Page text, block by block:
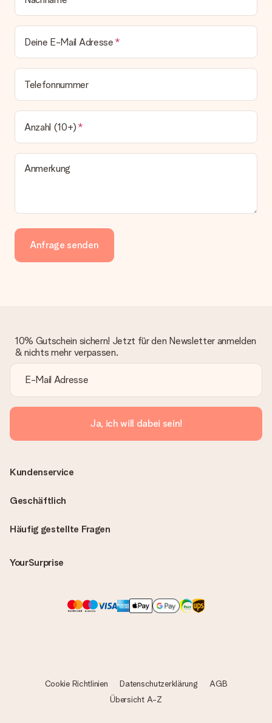
Deine E-Mail Adresse
Telefonnummer
Anzahl (10+)
Anmerkung
Anfrage senden
10% Gutschein sichern! Jetzt für den Newsletter anmelden
& nichts mehr verpassen.
Ja, ich will dabei sein!
Häufig gestellte Fragen
YourSurprise
Kundenservice
Geschäftlich
Cookie Richtlinien Datenschutzerklärung
AGB
Übersicht A-Z